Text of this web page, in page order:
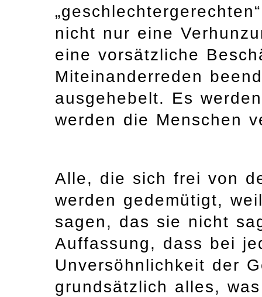
nicht nur eine
eine vorsätzliche
Miteinanderreden
ausgehebelt. Es
werden die Menschen
Alle, die sich frei von
werden gedemütigt,
sagen, das sie nicht
Auffassung, dass bei
Unversöhnlichkeit der
grundsätzlich alles,